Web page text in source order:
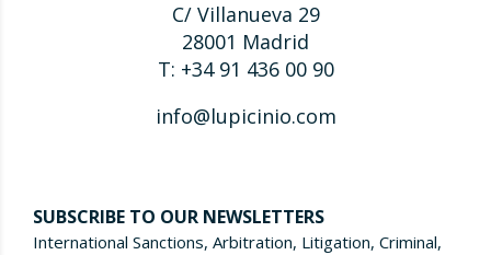
C/ Villanueva 29
28001 Madrid
T: +34 91 436 00 90
info@lupicinio.com
SUBSCRIBE TO OUR NEWSLETTERS
International Sanctions, Arbitration, Litigation, Criminal,